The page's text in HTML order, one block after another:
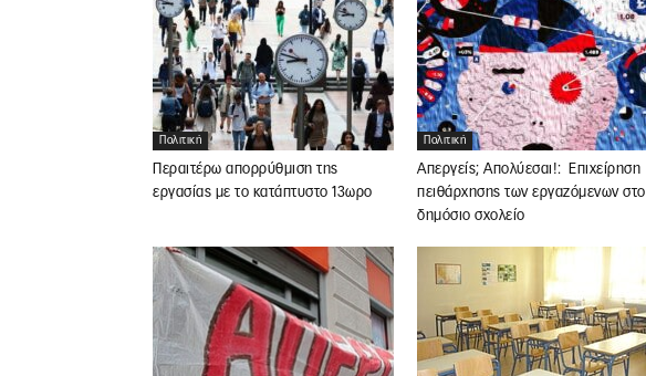
Πολιτική
Περαιτέρω απορρύθμιση της
εργασίας με το κατάπτυστο 13ωρο
Πολιτική
Απεργείς; Απολύεσαι!: Επιχείρηση
πειθάρχησης των εργαζόμενων στο
δημόσιο σχολείο